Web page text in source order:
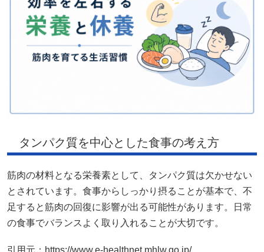
タンパク質を中心とした食事の考え方
筋肉の材料となる栄養素として、タンパク質は欠かせない
とされています。食事からしっかり摂ることが基本で、不
足すると筋肉の回復に影響が出る可能性があります。日常
の食事でバランスよく取り入れることが大切です。